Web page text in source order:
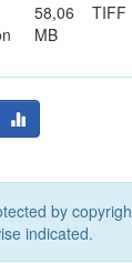
58,06
MB
TIFF
by
indicated.